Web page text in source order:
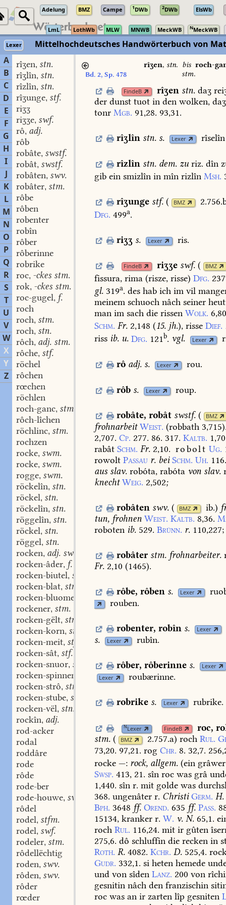
Adelung BMZ Campe 1DWb 2DWb ElsWb
LmL LothWb MLW MNWB MeckWB NMeckWB
Lexer
Mittelhochdeutsches Handwörterbuch von
A
B
C
D
E
F
G
H
I
J
K
L
M
N
O
P
Q
R
S
T
U
V
W
X
Y
Z
rîʒen, stn.
rîʒlîn, stn.
rîzlîn, stn.
rîʒunge, stf.
riʒʒ
riʒʒe, swf.
rô, adj.
rôb
robâte, swstf.
robât, swstf.
robâten, swv.
robâter, stm.
rôbe
rôben
robenter
robîn
rôber
rôberinne
robrike
roc, -ckes stm.
rok, -ckes stm.
roc-gugel, f.
roch
roch, stm.
roch, stn.
rôch, adj. stm.
rôche, stf.
röchel
rôchen
rœchen
röchlen
roch-ganc, stm.
rôch-lîchen
röchlinc, stm.
rochzen
rocke, swm.
rocke, swm.
rogge, swm.
röckelîn, stn.
röckel, stn.
röckelîn, stn.
röggelîn, stn.
röckel, stn.
röggel, stn.
rocken, adj. swv.
rocken-âder, f.
rocken-biutel, stm.
rocken-blat, stn.
rocken-bluome
swmf.
rockener, stm.
rocken-gëlt, stn.
rocken-korn, stn.
rocken-meit, stf.
rocken-sât, stf.
rocken-snuor, stf.
rocken-spinnen
rocken-strô, stn.
rocken-stube, swf.
rocken-vël, stn.
rockîn, adj.
rod-acker
rodal
roddâre
rode
rôde
rode-ber
rode-houwe, swf.
rôdel
rodel, stfm.
rodel, swf.
rodeler, stm.
rôdellëchtig
roden, swv.
rôden, swv.
rôder
rœder
Bd. 2, Sp. 478
rîʒen, stn. bis roch-
stm.
FindeB rîʒen stn. daʒ
der dunst tuot in den wolken, daʒ
tonr Mgb. 91,28. 93,31.
rîʒlîn stn. s. Lexer rîselîn
rîzlîn stn. dem.zuriz. dîn
gib ein smizlîn in mîn rizlîn Msh.
rîʒunge stf. ( BMZ
Dfg. 499a.
riʒʒ s. Lexer ris.
FindeB riʒʒe swf. ( BMZ
fissura, rima (risze, risse) Dfg. 237
gl. 319a. des hab ich im vil
meinem schuoch nâch seiner heut
man im sach die rissen Wolk.
Schm. Fr. 2,148 (15. jh.), risse Dief.
riss ib. u. Dfg. 121b. vgl. Lexer
rô adj. s. Lexer rou.
rôb s. Lexer roup.
robâte, robât swstf. ( BMZ
frohnarbeit Weist. (robbath
2,707. Cp. 277. 86. 317. Kaltb.
rabât Schm. Fr. 2,10. robolt Ug.
rowolt Passau r. bei Schm. Uh.
aus slav. robóta, rabóta von slav.
knecht Weig. 2,502;
robâten swv. ( BMZ ib.)
tun, frohnen Weist. Kaltb. 8,36.
roboten ib. 529. Brünn. r. 110,227;
robâter stm. frohnarbeiter.
Fr. 2,10 (1465).
rôbe, rôben s. Lexer
rouben.
robenter, robîn s. Lexer
s. Lexer rubîn.
rôber, rôberinne s.
Lexer
Lexer
roubærinne.
robrike s. Lexer rubrike.
NLexer FindeB roc,
stm. ( BMZ 2.757.a) roch Rul.
73,20. 97,21. rog Chr. 8. 32,7.
rocke —: rock, allgem. (ein grâwer
Swsp. 413, 21. sîn roc was grâ
1,440. sîn r. mit golde was
368. ungenâter r. Christi Germ. H.
Bph. 3648 ff. Orend. 635 ff. Pass.
15134, kranker r. W. v. N. 65,1.
roch Rul. 116,24. mit ir gûten
275,6. dô schluffin die recken in
Roth. R. 4082. Kchr. D. 525,4.
Gudr. 332,1. si heten hemede
und von sîden Lanz. 200 von
gesnitin nâch den franzischin
roc was an ir zarten lîp gesniten